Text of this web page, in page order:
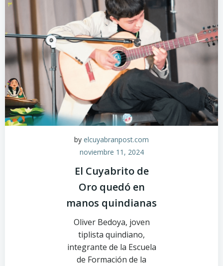
by elcuyabranpost.com
noviembre 11, 2024
El Cuyabrito de
Oro quedó en
manos quindianas
Oliver Bedoya, joven
tiplista quindiano,
integrante de la Escuela
de Formación de la